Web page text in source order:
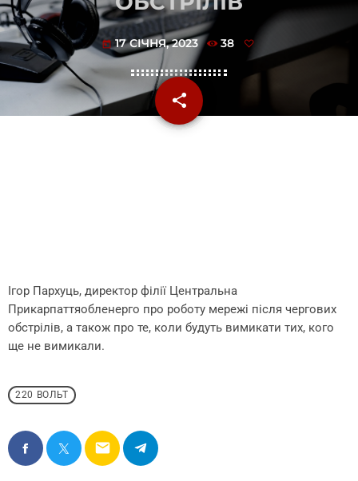
today 17 СІЧНЯ, 2023 38
share
email
Ігор Пархуць, директор філії Центральна
Прикарпаттяобленерго про роботу мережі після чергових
обстрілів, а також про те, коли будуть вимикати тих, кого
ще не вимикали.
220 ВОЛЬТ
email